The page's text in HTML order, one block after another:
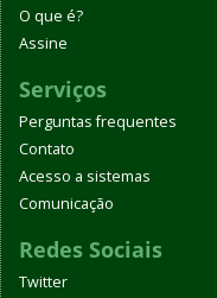
O que é?
Assine
Serviços
Perguntas frequentes
Contato
Acesso a sistemas
Comunicação
Redes Sociais
Twitter